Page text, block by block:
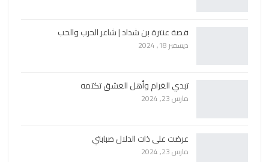
قصة عنترة بن شداد | شاعر الحرب والحب
ديسمبر 18, 2024
تبدي الغرام وأهل العشق تكتمه
مارس 23, 2024
عرضت على ذات الدلال صبابتي
مارس 23, 2024